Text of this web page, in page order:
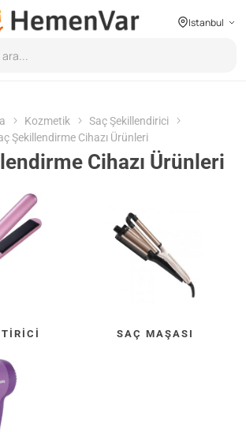
Istanbul
Kozmetik
Saç Şekillendirici
Şekillendirme Cihazı Ürünleri
Cihazı Ürünleri
SAÇ MAŞASI